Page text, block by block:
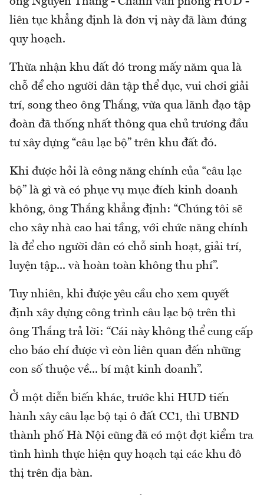
liên tục khẳng định là đơn vị này đã làm đúng
quy hoạch.
Thừa nhận khu đất đó trong mấy năm qua là
chỗ để cho người dân tập thể dục, vui chơi giải
trí, song theo ông Thắng, vừa qua lãnh đạo tập
đoàn đã thống nhất thông qua chủ trương đầu
tư xây dựng “câu lạc bộ” trên khu đất đó.
Khi được hỏi là công năng chính của “câu lạc
bộ” là gì và có phục vụ mục đích kinh doanh
không, ông Thắng khẳng định: “Chúng tôi sẽ
cho xây nhà cao hai tầng, với chức năng chính
là để cho người dân có chỗ sinh hoạt, giải trí,
luyện tập... và hoàn toàn không thu phí”.
Tuy nhiên, khi được yêu cầu cho xem quyết
định xây dựng công trình câu lạc bộ trên thì
ông Thắng trả lời: “Cái này không thể cung cấp
cho báo chí được vì còn liên quan đến những
con số thuộc về... bí mật kinh doanh”.
Ở một diễn biến khác, trước khi HUD tiến
hành xây câu lạc bộ tại ô đất CC1, thì UBND
thành phố Hà Nội cũng đã có một đợt kiểm tra
tình hình thực hiện quy hoạch tại các khu đô
thị trên địa bàn.